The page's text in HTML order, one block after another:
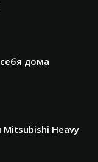
дома
Heavy